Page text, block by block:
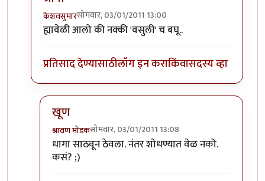
केशवसुमारसोमवार, 03/01/2011 13:00
In reply toआकडाbyश्रावण मोडक
ह्यावेळी आलो की नक्की 'वसुली' च बघू..
प्रतिसाद देण्यासाठीलॉग इन कराकिंवासदस्य व्हा
खूण
श्रावण मोडकसोमवार, 03/01/2011 13:08
In reply toश्रामोbyकेशवसुमार
धागा साठवून ठेवला. नंतर शोधण्यात वेळ नको.
कसं? ;)